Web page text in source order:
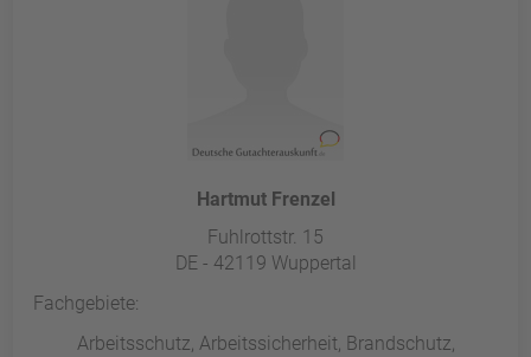
Hartmut Frenzel
Fuhlrottstr. 15
DE - 42119 Wuppertal
Fachgebiete:
Arbeitsschutz, Arbeitssicherheit, Brandschutz,